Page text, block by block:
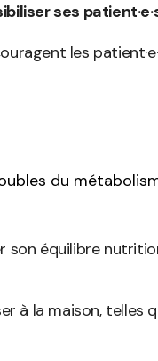
ses
les
du
équilibre
à la maison, telles